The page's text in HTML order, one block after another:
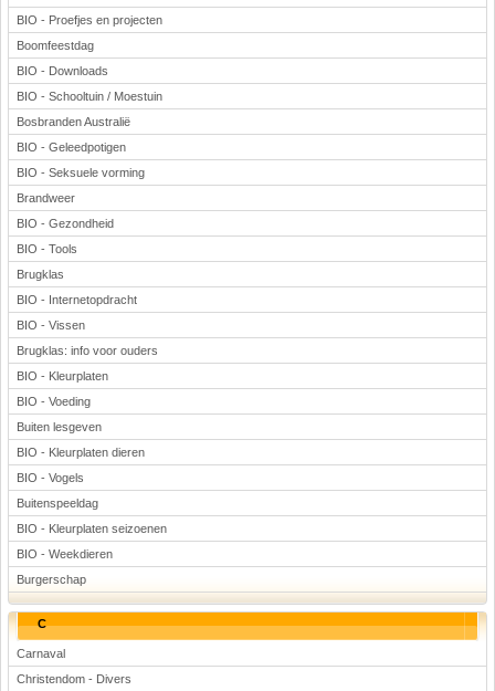
BIO - Proefjes en projecten
Boomfeestdag
BIO - Downloads
BIO - Schooltuin / Moestuin
Bosbranden Australië
BIO - Geleedpotigen
BIO - Seksuele vorming
Brandweer
BIO - Gezondheid
BIO - Tools
Brugklas
BIO - Internetopdracht
BIO - Vissen
Brugklas: info voor ouders
BIO - Kleurplaten
BIO - Voeding
Buiten lesgeven
BIO - Kleurplaten dieren
BIO - Vogels
Buitenspeeldag
BIO - Kleurplaten seizoenen
BIO - Weekdieren
Burgerschap
C
Carnaval
Christendom - Divers